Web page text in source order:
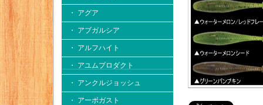
・ アグア
・ アブガルシア
・ アルフハイト
・ アユムプロダクト
・ アンクルジョッシュ
・ アーボガスト